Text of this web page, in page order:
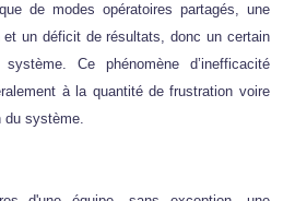
de modes opératoires partagés, une
un déficit de résultats, donc un certain
Ce phénomène d’inefficacité
à la quantité de frustration voire
du système.